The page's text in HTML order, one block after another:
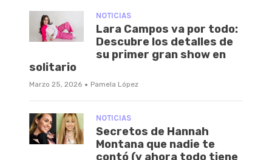
NOTICIAS
Lara Campos va por todo:
Descubre los detalles de
su primer gran show en
solitario
Marzo 25, 2026 · Pamela López
NOTICIAS
Secretos de Hannah
Montana que nadie te
contó (y ahora todo tiene